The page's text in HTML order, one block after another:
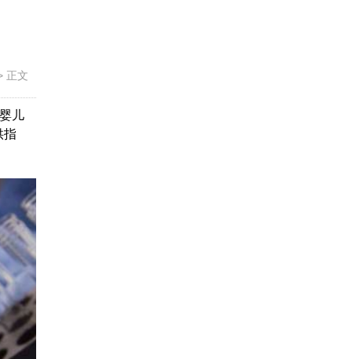
正文
儿
指